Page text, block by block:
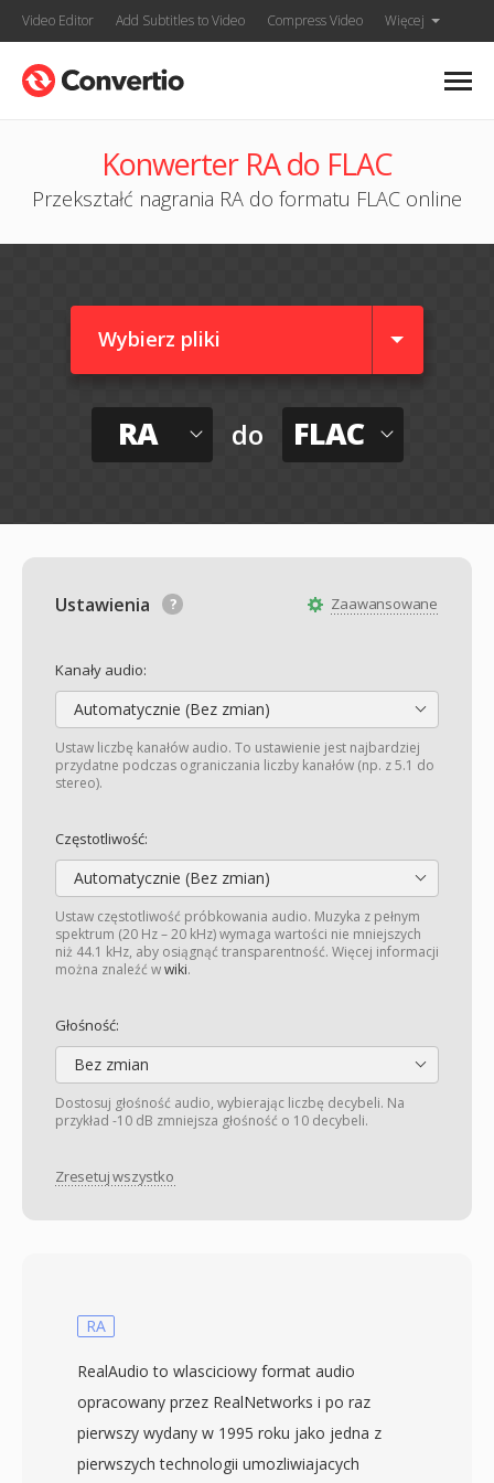
Video Editor Add Subtitles to Video Compress Video Więcej
Konwerter RA do FLAC
Przekształć nagrania RA do formatu FLAC online
Wybierz pliki
RA do FLAC
Zaawansowane
Ustawienia
Kanały audio:
Automatycznie (Bez zmian)
Ustaw liczbę kanałów audio. To ustawienie jest najbardziej
przydatne podczas ograniczania liczby kanałów (np. z 5.1 do
stereo).
Częstotliwość:
Automatycznie (Bez zmian)
Ustaw częstotliwość próbkowania audio. Muzyka z pełnym
spektrum (20 Hz – 20 kHz) wymaga wartości nie mniejszych
niż 44.1 kHz, aby osiągnąć transparentność. Więcej informacji
można znaleźć wwiki.
Głośność:
Bez zmian
Dostosuj głośność audio, wybierając liczbę decybeli. Na
przykład -10 dB zmniejsza głośność o 10 decybeli.
Zresetuj wszystko
RA
RealAudio to wlasciciowy format audio
opracowany przez RealNetworks i po raz
pierwszy wydany w 1995 roku jako jedna z
pierwszych technologii umozliwiajacych